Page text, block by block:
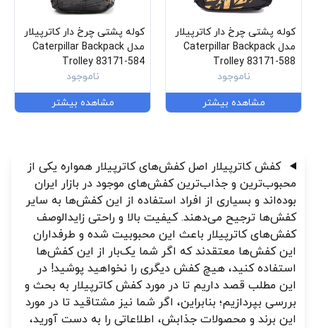
کوله پشتی چرخ دار کاترپیلار
مدل Caterpillar Backpack
Trolley 83171-588
ناموجود
مشاهده بیشتر
کوله پشتی چرخ دار کاترپیلار
مدل Caterpillar Backpack
Trolley 83171-584
ناموجود
مشاهده بیشتر
کفش کاترپیلار اصل کفش‌های کاترپیلار همواره یکی از
محبوب‌ترین و جذاب‌ترین کفش‌های موجود در بازار ایران
بوده‌اند و بسیاری از افراد استفاده از این کفش‌ها به سایر
کفش‌ها ترجیح می‌دهند. کیفیت بالا و راحتی زایدالوصف
کفش‌های کاترپیلار باعث این محبوبیت شده و طرفداران
این کفش‌ها معتقدند که اگر شما یک‌بار از این کفش‌ها
استفاده کنید، هیچ کفش دیگری را نخواهید پوشید! در
این مطلب قصد داریم تا در مورد کفش کاترپیلار به بحث و
بررسی بپردازیم؛ بنابراین، اگر شما نیز مشتاقید تا در مورد
این برند و محصولات جذابش، اطلاعاتی را به دست آورید،